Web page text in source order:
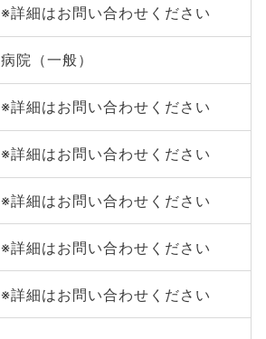
※詳細はお問い合わせください
病院（一般）
※詳細はお問い合わせください
※詳細はお問い合わせください
※詳細はお問い合わせください
※詳細はお問い合わせください
※詳細はお問い合わせください